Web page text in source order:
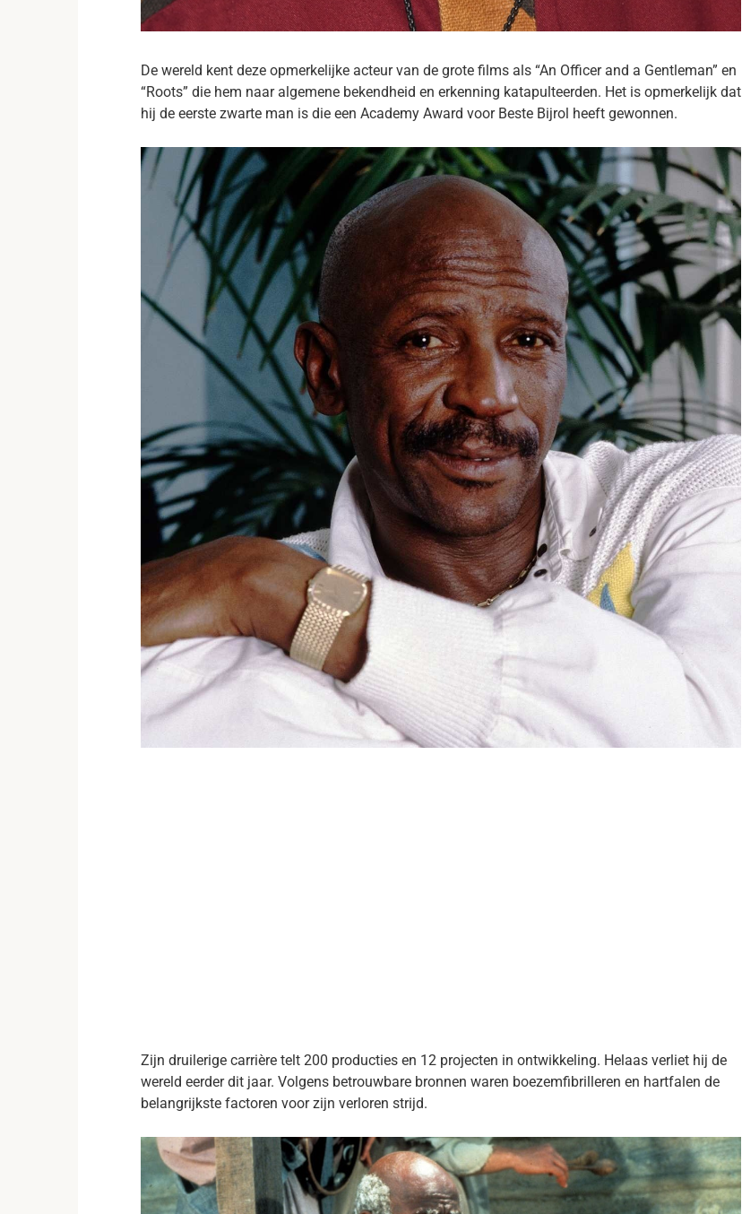
De wereld kent deze opmerkelijke acteur van de grote films als “An Officer and a Gentleman” en
“Roots” die hem naar algemene bekendheid en erkenning katapulteerden. Het is opmerkelijk dat
hij de eerste zwarte man is die een Academy Award voor Beste Bijrol heeft gewonnen.
Zijn druilerige carrière telt 200 producties en 12 projecten in ontwikkeling. Helaas verliet hij de
wereld eerder dit jaar. Volgens betrouwbare bronnen waren boezemfibrilleren en hartfalen de
belangrijkste factoren voor zijn verloren strijd.